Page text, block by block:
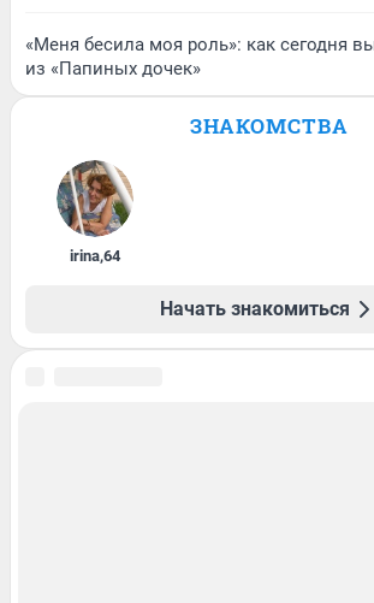
«Меня бесила моя роль»: как сегодня
из «Папиных дочек»
ЗНАКОМСТВА
irina,64
Начать знакомиться